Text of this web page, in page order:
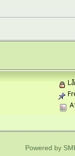
Powered by